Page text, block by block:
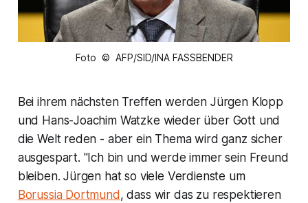
Foto © AFP/SID/INA FASSBENDER
Bei ihrem nächsten Treffen werden Jürgen Klopp
und Hans-Joachim Watzke wieder über Gott und
die Welt reden - aber ein Thema wird ganz sicher
ausgespart. "Ich bin und werde immer sein Freund
bleiben. Jürgen hat so viele Verdienste um
Borussia Dortmund , dass wir das zu respektieren